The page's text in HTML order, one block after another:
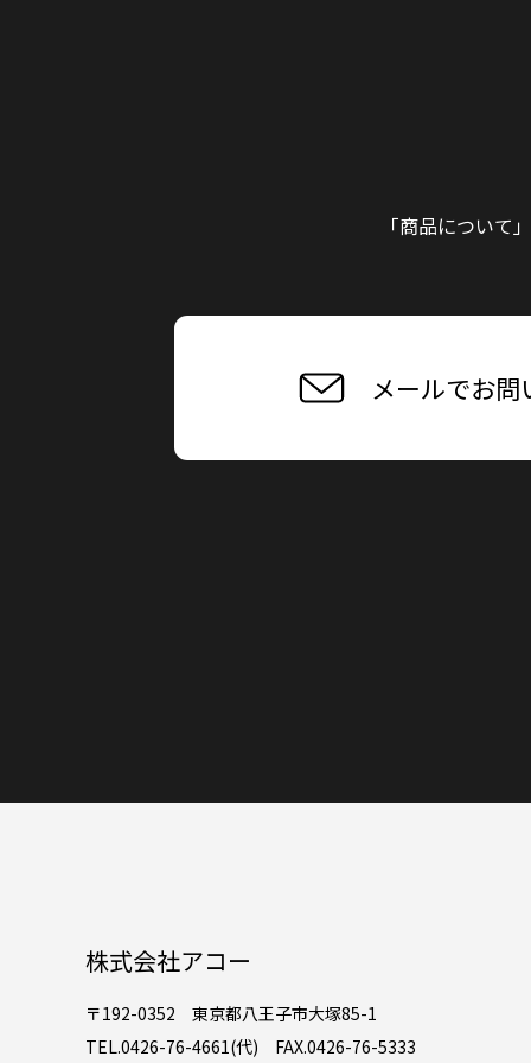
「商品について
メールでお問
株式会社アコー
〒192-0352 東京都八王子市大塚85-1
TEL.0426-76-4661(代) FAX.0426-76-5333